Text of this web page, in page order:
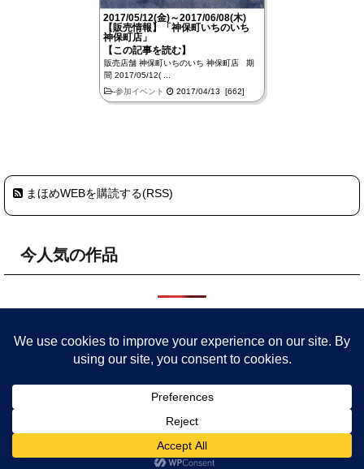
2017/05/12(金)～2017/06/08(木)
【販売情報】「神保町いちのいち
神保町店」
【この記事を読む】
販売店舗 神保町いちのいち 神保町店 期
間 2017/05/12( ...
2017/04/13 [662]
-参加イベント
まほめWEBを購読する(RSS)
今人気の作品
て
委託店舗 参加予定イベント 作品 旧サイト
ごきげんな毎日を 粘土をこねて色々つくってます
Copyright© MaHome(まほめ) WEB 絵の具ブローチ＆ハンドメイド作品 , 2026 All